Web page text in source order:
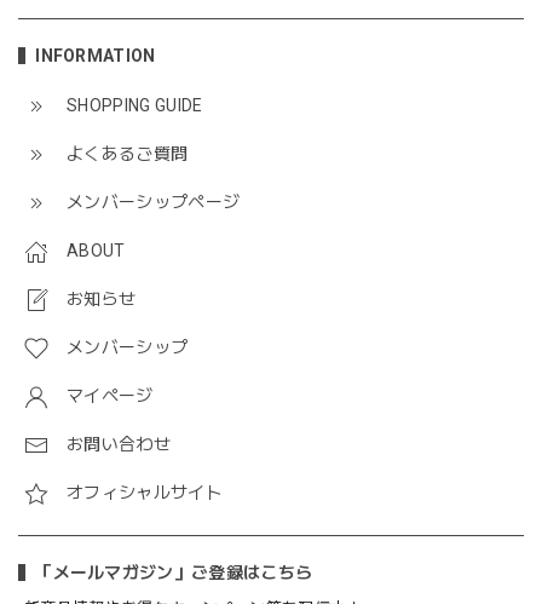
INFORMATION
SHOPPING GUIDE
よくあるご質問
メンバーシップページ
ABOUT
お知らせ
メンバーシップ
マイページ
お問い合わせ
オフィシャルサイト
「メールマガジン」ご登録はこちら